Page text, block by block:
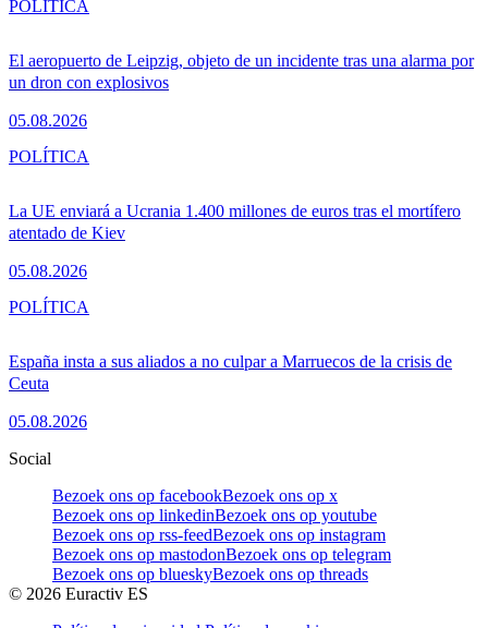
El aeropuerto de Leipzig, objeto de un incidente tras una alarma por
un dron con explosivos
05.08.2026
POLÍTICA
La UE enviará a Ucrania 1.400 millones de euros tras el mortífero
atentado de Kiev
05.08.2026
POLÍTICA
España insta a sus aliados a no culpar a Marruecos de la crisis de
Ceuta
05.08.2026
POLÍTICA
Social
Bezoek ons op facebookBezoek ons op x
Bezoek ons op linkedinBezoek ons op youtube
Bezoek ons op rss-feedBezoek ons op instagram
Bezoek ons op mastodonBezoek ons op telegram
Bezoek ons op blueskyBezoek ons op threads
© 2026 Euractiv ES